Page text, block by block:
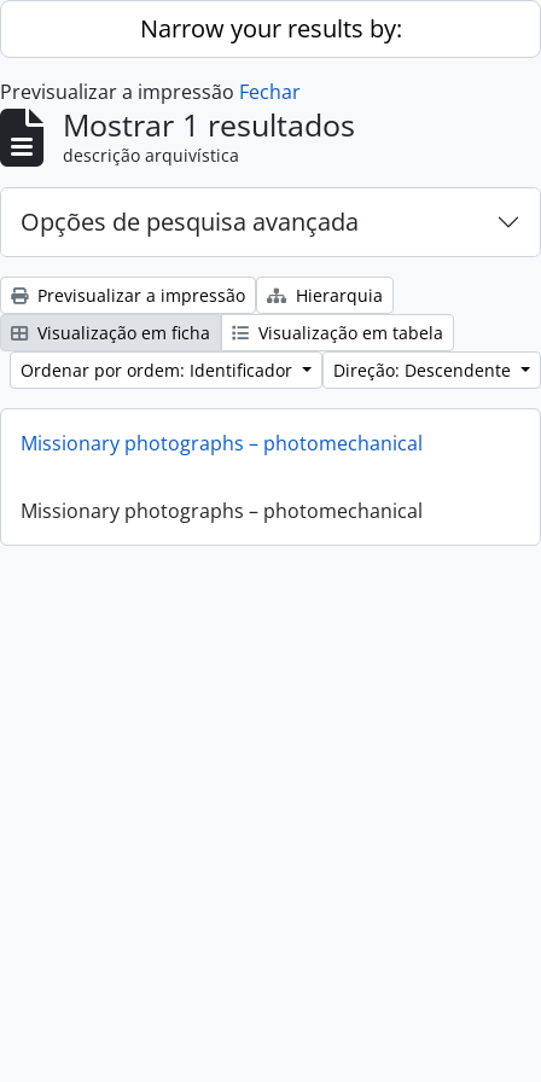
Skip to main contentNarrow your results by:
Previsualizar a impressão Fechar
Mostrar 1 resultados
descrição arquivística
Opções de pesquisa avançada
Previsualizar a impressão
Hierarquia
Visualização em ficha
Visualização em tabela
Ordenar por ordem: Identificador
Direção: Descendente
Missionary photographs – photomechanical
Missionary photographs – photomechanical